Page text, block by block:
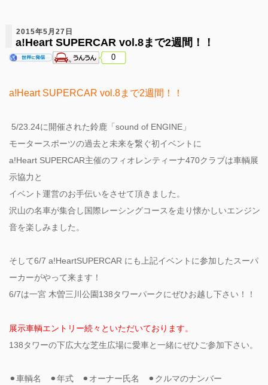
2015年5月27日
a!Heart SUPERCAR vol.8まで2週間！！
0
a!Heart SUPERCAR vol.8まで2週間！！
5/23.24に開催された鈴鹿「sound of ENGINE」
モータースポーツの過去と未来を繋ぐ初イベントに
a!Heart SUPERCAR主催のフィオレンティーナ470クラブは車輌展
示協力と
イベント運営のお手伝いをさせて頂きました。
沢山の名車が集合し国際レーシングコースを走り懐かしいエンジン
音を楽しみました。
そして6/7 a!HeartSUPERCAR にも上記イベントに参加したスーパ
ーカーがやって来ます！
6/7は一宮 木曽三川公園138タワーパークにぜひお越し下さい！！
展示車輌エントリー続々といただいております。
138タワーの下広大な芝生広場に愛車と一緒にぜひご参加下さい。
⚫︎車輌名 ⚫︎年式 ⚫︎オーナー氏名 ⚫︎クルマのナンバー